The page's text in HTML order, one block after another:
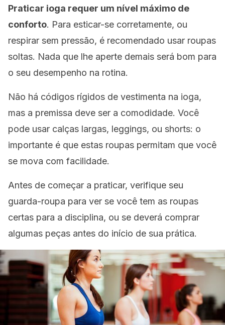
Praticar ioga requer um nível máximo de
conforto. Para esticar-se corretamente, ou
respirar sem pressão, é recomendado usar roupas
soltas. Nada que lhe aperte demais será bom para
o seu desempenho na rotina.
Não há códigos rígidos de vestimenta na ioga,
mas a premissa deve ser a comodidade. Você
pode usar calças largas, leggings, ou shorts: o
importante é que estas roupas permitam que você
se mova com facilidade.
Antes de começar a praticar, verifique seu
guarda-roupa para ver se você tem as roupas
certas para a disciplina, ou se deverá comprar
algumas peças antes do início de sua prática.